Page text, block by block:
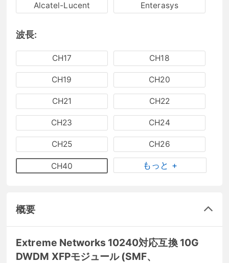
Alcatel-Lucent Enterasys
波長:
CH17 CH18
CH19 CH20
CH21 CH22
CH23 CH24
CH25 CH26
CH40 もっと +
概要
Extreme Networks 10240対応互換 10G
DWDM XFPモジュール (SMF、